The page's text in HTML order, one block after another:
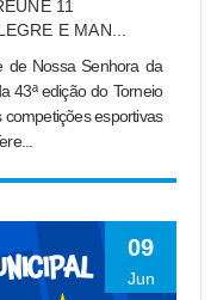
11
E MAN...
de Nossa Senhora da
43ª edição do Torneio
esportivas
09
Jun